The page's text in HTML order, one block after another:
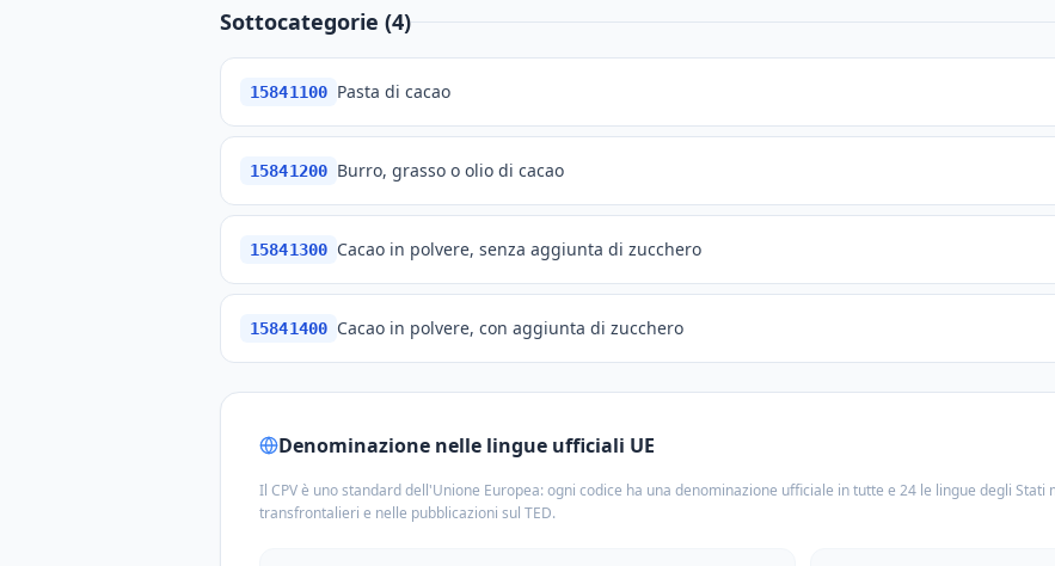
Sottocategorie (4)
15841100 Pasta di cacao
15841200 Burro, grasso o olio di cacao
15841300 Cacao in polvere, senza aggiunta di zucchero
15841400 Cacao in polvere, con aggiunta di zucchero
Denominazione nelle lingue ufficiali UE
Il CPV è uno standard dell'Unione Europea: ogni codice ha una denominazione ufficiale in tutte e 24 le lingue degli
transfrontalieri e nelle pubblicazioni sul TED.